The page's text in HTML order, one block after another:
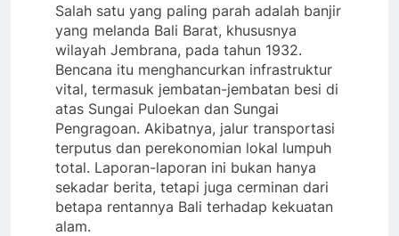
​Salah satu yang paling parah adalah banjir
yang melanda Bali Barat, khususnya
wilayah Jembrana, pada tahun 1932.
Bencana itu menghancurkan infrastruktur
vital, termasuk jembatan-jembatan besi di
atas Sungai Puloekan dan Sungai
Pengragoan. Akibatnya, jalur transportasi
terputus dan perekonomian lokal lumpuh
total. Laporan-laporan ini bukan hanya
sekadar berita, tetapi juga cerminan dari
betapa rentannya Bali terhadap kekuatan
alam.